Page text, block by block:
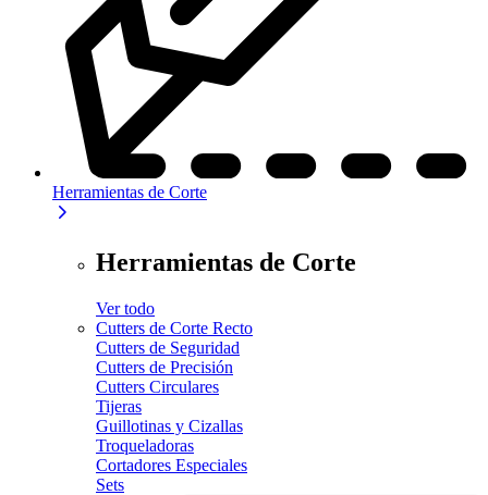
Herramientas de Corte
Herramientas de Corte
Ver todo
Cutters de Corte Recto
Cutters de Seguridad
Cutters de Precisión
Cutters Circulares
Tijeras
Guillotinas y Cizallas
Troqueladoras
Cortadores Especiales
Sets